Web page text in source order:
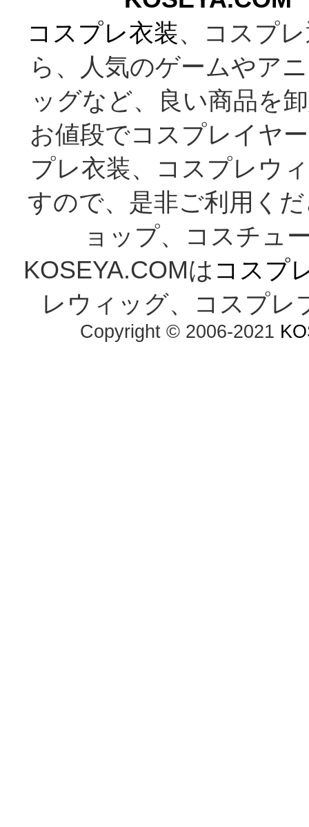
コスプレ衣装、コスプ
ら、人気のゲームやア
ッグなど、良い商品を
お値段でコスプレイヤ
プレ衣装、コスプレウ
すので、是非ご利用く
ョップ、コスチュ
KOSEYA.COMは コスプ
レウィッグ、コスプレ
Copyright © 2006-2021